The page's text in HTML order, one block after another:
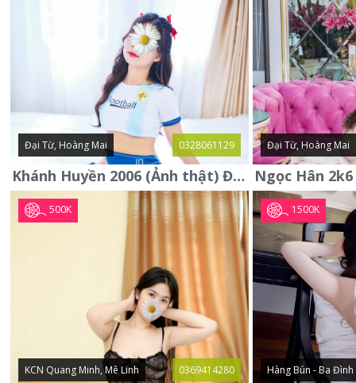
Đại Từ, Hoàng Mai 0328061129
Khánh Huyền 2006 (Ảnh thật) Đại từ - Hoàng Mai
Đại Từ, Hoàng Mai
500K
KCN Quang Minh, Mê Linh 0369414280
1500K
Hàng Bún - Ba Đình